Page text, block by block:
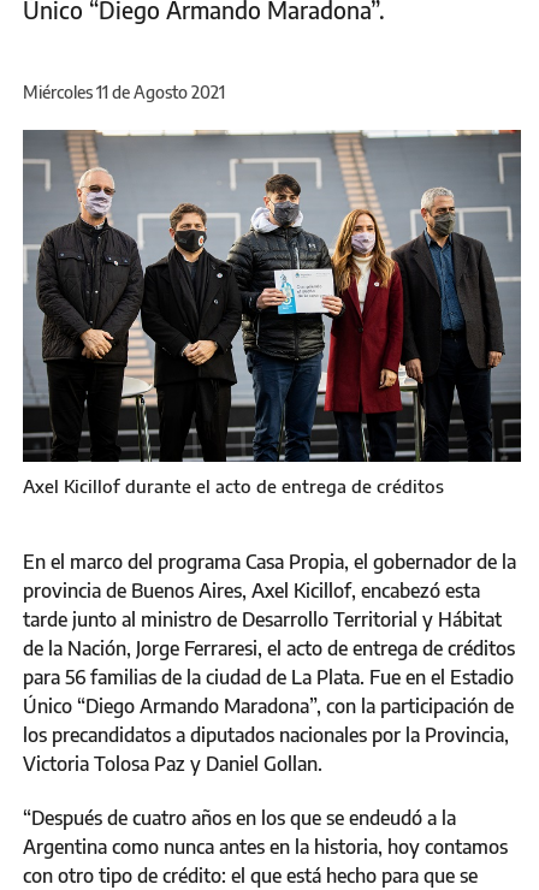
Único “Diego Armando Maradona”.
Miércoles 11 de Agosto 2021
Axel Kicillof durante el acto de entrega de créditos
En el marco del programa Casa Propia, el gobernador de la
provincia de Buenos Aires, Axel Kicillof, encabezó esta
tarde junto al ministro de Desarrollo Territorial y Hábitat
de la Nación, Jorge Ferraresi, el acto de entrega de créditos
para 56 familias de la ciudad de La Plata. Fue en el Estadio
Único “Diego Armando Maradona”, con la participación de
los precandidatos a diputados nacionales por la Provincia,
Victoria Tolosa Paz y Daniel Gollan.
“Después de cuatro años en los que se endeudó a la
Argentina como nunca antes en la historia, hoy contamos
con otro tipo de crédito: el que está hecho para que se